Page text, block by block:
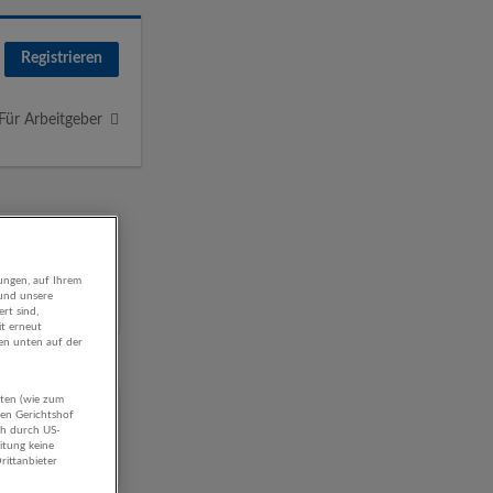
Registrieren
Für Arbeitgeber
auf Ihrem
unsere
sind,
erneut
unten auf der
(wie zum
Gerichtshof
durch US-
keine